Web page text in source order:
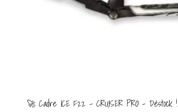
🚀 Cadre ICE F22 – CRUISER PRO – Déstock !